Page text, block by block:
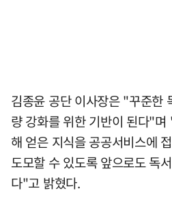
김종윤 공단 이사장은 "꾸준한
량 강화를 위한 기반이 된다"
해 얻은 지식을 공공서비스에
도모할 수 있도록 앞으로도 독
다"고 밝혔다.